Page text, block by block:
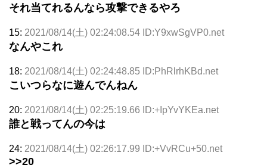
それ当てれるんなら攻撃できるやろ
15: 2021/08/14(土) 02:24:08.54 ID:Y9xwSgVP0.net
なんやこれ
18: 2021/08/14(土) 02:24:48.85 ID:PhRlrhKBd.net
こいつらなに遊んでんねん
20: 2021/08/14(土) 02:25:19.66 ID:+IpYvYKEa.net
誰と戦ってんの今は
24: 2021/08/14(土) 02:26:17.99 ID:+VvRCu+50.net
>>20